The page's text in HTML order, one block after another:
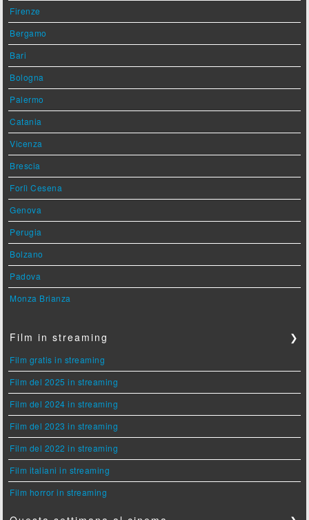
Firenze
Bergamo
Bari
Bologna
Palermo
Catania
Vicenza
Brescia
Forlì Cesena
Genova
Perugia
Bolzano
Padova
Monza Brianza
Film in streaming ❯
Film gratis in streaming
Film del 2025 in streaming
Film del 2024 in streaming
Film del 2023 in streaming
Film del 2022 in streaming
Film italiani in streaming
Film horror in streaming